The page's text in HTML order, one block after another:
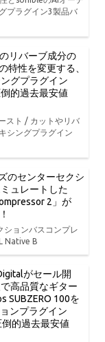
プラグイン3製品バ
リバーブ成分の
特性を変更する、
グプラグイン
的過去最安値
スト / カットやリバ
シングプラグイン
のセンターセクシ
ュレートした
2」が
ションバスコンプレ
Native B
がセール開
高品質なギター
SUBZERO 100を
ンプラグイン
倒的過去最安値